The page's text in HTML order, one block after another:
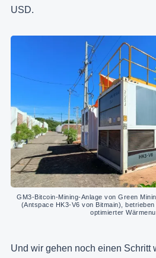
USD.
GM3-Bitcoin-Mining-Anlage von Green
(Antspace HK3-V6 von Bitmain),
optimierter
Und wir gehen noch einen Schritt